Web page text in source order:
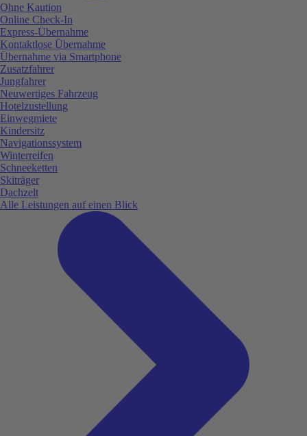
Ohne Kaution
Online Check-In
Express-Übernahme
Kontaktlose Übernahme
Übernahme via Smartphone
Zusatzfahrer
Jungfahrer
Neuwertiges Fahrzeug
Hotelzustellung
Einwegmiete
Kindersitz
Navigationssystem
Winterreifen
Schneeketten
Skiträger
Dachzelt
Alle Leistungen auf einen Blick